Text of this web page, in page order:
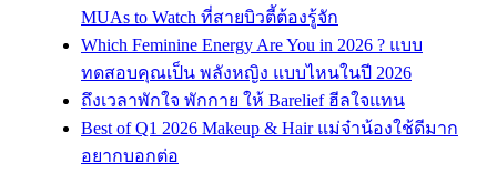
MUAs to Watch ที่สายบิวตี้ต้องรู้จัก
Which Feminine Energy Are You in 2026 ? แบบ
ทดสอบคุณเป็น พลังหญิง แบบไหนในปี 2026
ถึงเวลาพักใจ พักกาย ให้ Barelief ฮีลใจแทน
Best of Q1 2026 Makeup & Hair แม่จ๋าน้องใช้ดีมาก
อยากบอกต่อ